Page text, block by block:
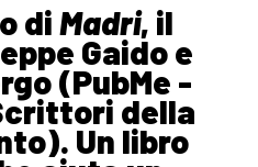
diMadri, il
Gaido e
(PubMe -
della
Un libro